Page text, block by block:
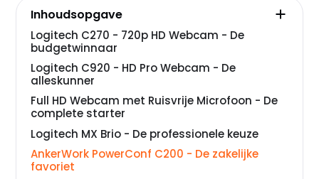
Inhoudsopgave
Logitech C270 - 720p HD Webcam - De
budgetwinnaar
Logitech C920 - HD Pro Webcam - De
alleskunner
Full HD Webcam met Ruisvrije Microfoon - De
complete starter
Logitech MX Brio - De professionele keuze
AnkerWork PowerConf C200 - De zakelijke
favoriet